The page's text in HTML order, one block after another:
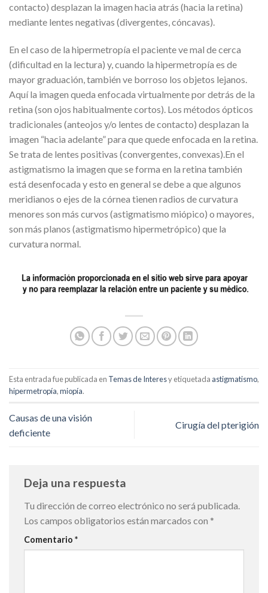
contacto) desplazan la imagen hacia atrás (hacia la retina)
mediante lentes negativas (divergentes, cóncavas).
En el caso de la hipermetropía el paciente ve mal de cerca
(dificultad en la lectura) y, cuando la hipermetropía es de
mayor graduación, también ve borroso los objetos lejanos.
Aquí la imagen queda enfocada virtualmente por detrás de la
retina (son ojos habitualmente cortos). Los métodos ópticos
tradicionales (anteojos y/o lentes de contacto) desplazan la
imagen “hacia adelante” para que quede enfocada en la retina.
Se trata de lentes positivas (convergentes, convexas).En el
astigmatismo la imagen que se forma en la retina también
está desenfocada y esto en general se debe a que algunos
meridianos o ejes de la córnea tienen radios de curvatura
menores son más curvos (astigmatismo miópico) o mayores,
son más planos (astigmatismo hipermetrópico) que la
curvatura normal.
Esta entrada fue publicada en Temas de Interesy etiquetada astigmatismo,
hipermetropía,miopía.
Causas de una visión
deficiente
Cirugía del pterigión
Deja una respuesta
Tu dirección de correo electrónico no será publicada.
Los campos obligatorios están marcados con *
Comentario *